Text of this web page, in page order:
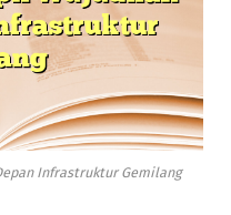
Infrastruktur Gemilang